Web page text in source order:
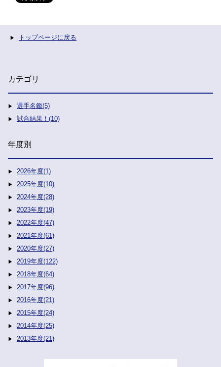
トップページに戻る
カテゴリ
選手名鑑(5)
試合結果！(10)
年度別
2026年度(1)
2025年度(10)
2024年度(28)
2023年度(19)
2022年度(47)
2021年度(61)
2020年度(27)
2019年度(122)
2018年度(64)
2017年度(96)
2016年度(21)
2015年度(24)
2014年度(25)
2013年度(21)